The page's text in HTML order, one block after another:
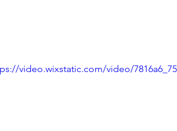
video.wixstatic.com/video/